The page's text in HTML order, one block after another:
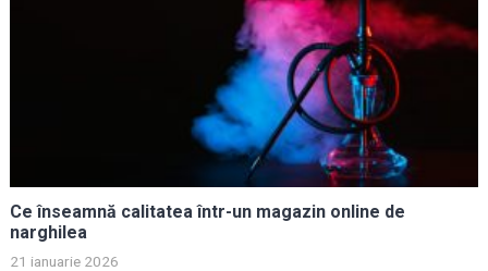
Ce înseamnă calitatea într-un magazin online de
narghilea
21 ianuarie 2026